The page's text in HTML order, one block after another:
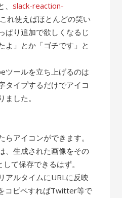
、slack-reaction-
れ使えばほとんどの笑い
ぱり追加で欲しくなるじ
よ」とか「ゴチです」と
ツールを立ち上げるのは
タイプするだけでアイコ
ました。
アイコンができます。
、生成された画像をその
て保存できるはず。
アルタイムにURLに反映
コピペすればTwitter等で